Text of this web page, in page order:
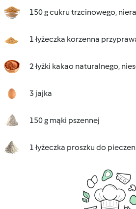
150 g cukru trzcinowego,
1 łyżeczka korzenna
2 łyżki kakao naturalnego,
3 jajka
150 g mąki pszennej
1 łyżeczka proszku do